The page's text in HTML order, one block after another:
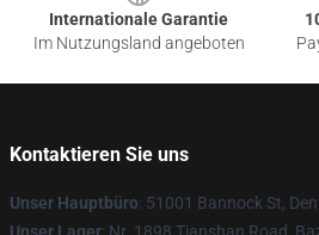
Internationale Garantie
Im Nutzungsland angeboten
Kontaktieren Sie uns
Unser Hauptbüro: 51001 Bannock St,